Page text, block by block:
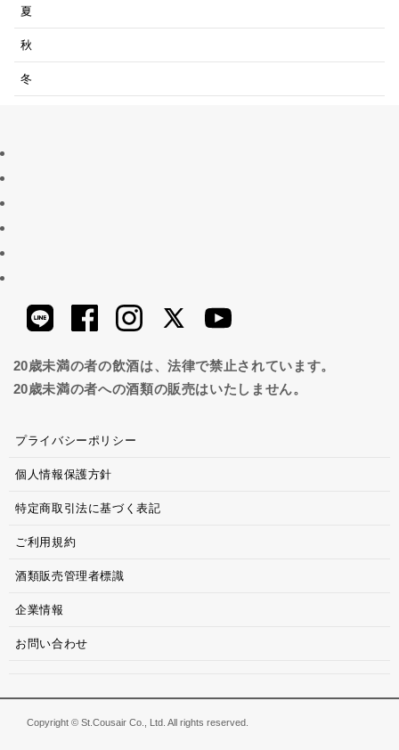
夏
秋
冬
20歳未満の者の飲酒は、法律で禁止されています。
20歳未満の者への酒類の販売はいたしません。
プライバシーポリシー
個人情報保護方針
特定商取引法に基づく表記
ご利用規約
酒類販売管理者標識
企業情報
お問い合わせ
Copyright © St.Cousair Co., Ltd. All rights reserved.